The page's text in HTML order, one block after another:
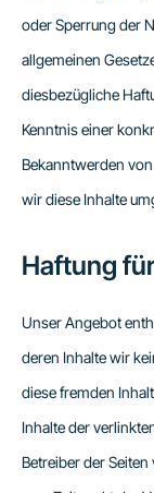
oder Sperrung der
allgemeinen
diesbezügliche
Kenntnis einer
Bekanntwerden
wir diese Inhalte
Haftung
Unser Angebot
deren Inhalte wir
diese fremden
Inhalte der
Betreiber der